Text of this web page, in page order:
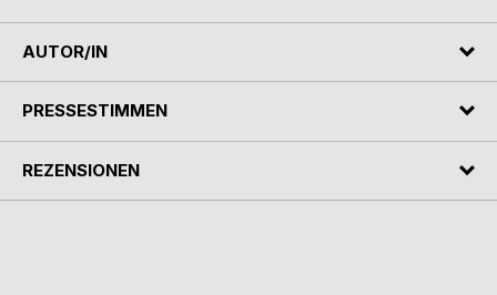
AUTOR/IN
PRESSESTIMMEN
REZENSIONEN